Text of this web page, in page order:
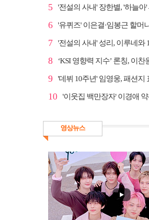
5
6
7
8
9 '데뷔 10주년' 임영웅, 패션지
10
영상뉴스